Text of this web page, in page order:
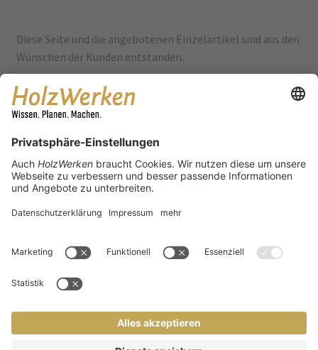
Diese Seite und die angebotenen Einzelartikel sind aus den
Wünschen der Kunden entstanden.
Eine riesige Auswahl an Tipps & Tricks, Leserprojekten,
Videos und vielem mehr findet sich auf der Hauptseite
Social Media
Instagram
Pinterest